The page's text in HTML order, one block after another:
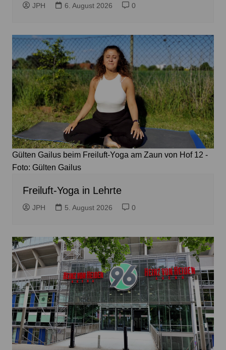
JPH 6. August 2026 0
Gülten Gailus beim Freiluft-Yoga am Zaun von Hof 12 -
Foto: Gülten Gailus
Freiluft-Yoga in Lehrte
JPH 5. August 2026 0